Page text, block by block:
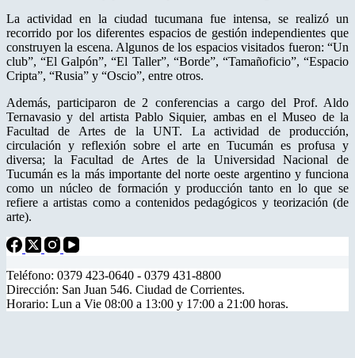
La actividad en la ciudad tucumana fue intensa, se realizó un
recorrido por los diferentes espacios de gestión independientes que
construyen la escena. Algunos de los espacios visitados fueron: “Un
club”, “El Galpón”, “El Taller”, “Borde”, “Tamañoficio”, “Espacio
Cripta”, “Rusia” y “Oscio”, entre otros.
Además, participaron de 2 conferencias a cargo del Prof. Aldo
Ternavasio y del artista Pablo Siquier, ambas en el Museo de la
Facultad de Artes de la UNT. La actividad de producción,
circulación y reflexión sobre el arte en Tucumán es profusa y
diversa; la Facultad de Artes de la Universidad Nacional de
Tucumán es la más importante del norte oeste argentino y funciona
como un núcleo de formación y producción tanto en lo que se
refiere a artistas como a contenidos pedagógicos y teorización (de
arte).
Teléfono: 0379 423-0640 - 0379 431-8800
Dirección: San Juan 546. Ciudad de Corrientes.
Horario: Lun a Vie 08:00 a 13:00 y 17:00 a 21:00 horas.